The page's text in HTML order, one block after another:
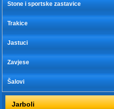
Stone i sportske zastavice
Trakice
Jastuci
Zavjese
Šalovi
Jarboli